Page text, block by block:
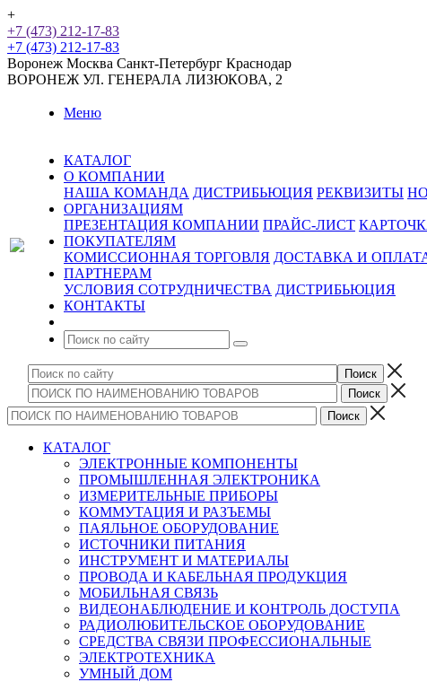
+
+7 (473) 212-17-83
+7 (473) 212-17-83
Воронеж Москва Санкт-Петербург Краснодар
ВОРОНЕЖ УЛ. ГЕНЕРАЛА ЛИЗЮКОВА, 2
Меню
КАТАЛОГ
О КОМПАНИИ
НАША КОМАНДА ДИСТРИБЬЮЦИЯ РЕКВИЗИТЫ
ОРГАНИЗАЦИЯМ
ПРЕЗЕНТАЦИЯ КОМПАНИИ ПРАЙС-ЛИСТ
ПОКУПАТЕЛЯМ
КОМИССИОННАЯ ТОРГОВЛЯ ДОСТАВКА И
ПАРТНЕРАМ
УСЛОВИЯ СОТРУДНИЧЕСТВА ДИСТРИБЬЮЦИЯ
КОНТАКТЫ
КАТАЛОГ
ЭЛЕКТРОННЫЕ КОМПОНЕНТЫ
ПРОМЫШЛЕННАЯ ЭЛЕКТРОНИКА
ИЗМЕРИТЕЛЬНЫЕ ПРИБОРЫ
КОММУТАЦИЯ И РАЗЪЕМЫ
ПАЯЛЬНОЕ ОБОРУДОВАНИЕ
ИСТОЧНИКИ ПИТАНИЯ
ИНСТРУМЕНТ И МАТЕРИАЛЫ
ПРОВОДА И КАБЕЛЬНАЯ ПРОДУКЦИЯ
МОБИЛЬНАЯ СВЯЗЬ
ВИДЕОНАБЛЮДЕНИЕ И КОНТРОЛЬ ДОСТУПА
РАДИОЛЮБИТЕЛЬСКОЕ ОБОРУДОВАНИЕ
СРЕДСТВА СВЯЗИ ПРОФЕССИОНАЛЬНЫЕ
ЭЛЕКТРОТЕХНИКА
УМНЫЙ ДОМ